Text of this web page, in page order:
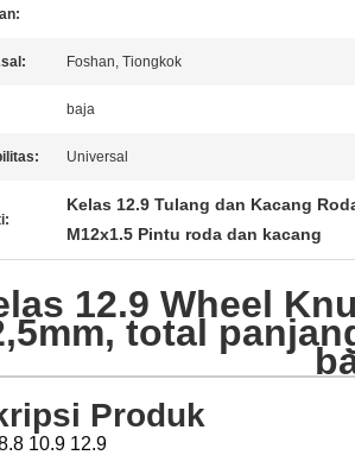
Foshan, Tiongkok
baja
Universal
Kelas 12.9 Tulang dan Kacang
M12x1.5 Pintu roda dan kacang
12.9 Wheel
total
Produk
10.9 12.9